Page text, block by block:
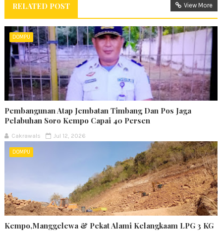
RELATED POST View More
DOMPU
Pembangunan Atap Jembatan Timbang Dan Pos Jaga
Pelabuhan Soro Kempo Capai 40 Persen
Cakrawals Jul 12, 2026
DOMPU
Kempo,Manggelewa & Pekat Alami Kelangkaam LPG 3 KG